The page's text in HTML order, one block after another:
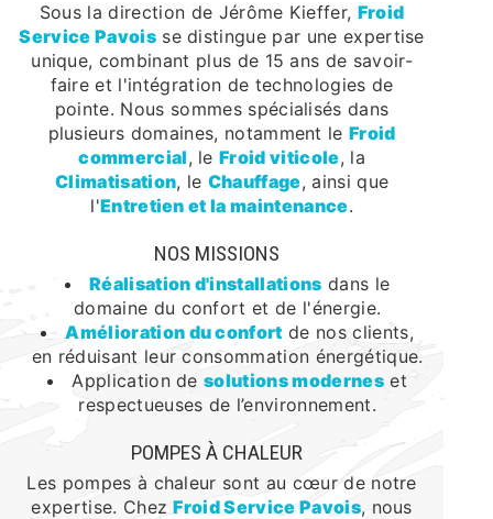
Sous la direction de Jérôme Kieffer, Froid
Service Pavoisse distingue par une expertise
unique, combinant plus de 15 ans de savoir-
faire et l'intégration de technologies de
pointe. Nous sommes spécialisés dans
plusieurs domaines, notamment leFroid
commercial, leFroid viticole, la
Climatisation, le Chauffage, ainsi que
l'Entretien et la maintenance.
NOS MISSIONS
Réalisation d'installations dans le
domaine du confort et de l'énergie.
Amélioration du confort de nos clients,
en réduisant leur consommation énergétique.
Application desolutions moderneset
respectueuses de l’environnement.
POMPES À CHALEUR
Les pompes à chaleur sont au cœur de notre
expertise. ChezFroid Service Pavois, nous